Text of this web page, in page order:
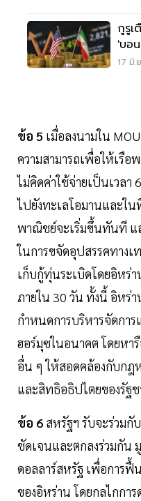
กูรู
'บอ
ด์โ
17 มิ.
ข้อ 5 เมื่อลงนามใน
ความสามารถเพื่อให้เรื
ไม่คิดค่าใช้จ่ายเป็นเวลา
ไปยังทะเลโอมานและใ
พาณิชย์จะเริ่มขึ้นทันที แ
ในการขจัดอุปสรรคทางเ
เก็บกู้ทุ่นระเบิดโดยอิหร่
ภายใน 30 วัน ทั้งนี้ อิหร่
กำหนดการบริหารจัดกา
ฮอร์มุซในอนาคต โดยหา
อื่น ๆ ให้สอดคล้องกับกฎ
และสิทธิอธิปไตยของรัฐ
ข้อ 6 สหรัฐฯ รับจะร่วม
ชัดเจนและตกลงร่วมกัน
ดอลลาร์สหรัฐ เพื่อการ
ของอิหร่าน โดยกลไกกา